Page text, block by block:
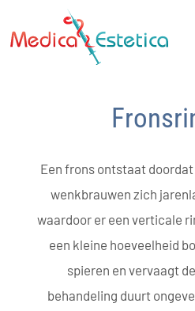
Een frons ontstaat
wenkbrauwen zich
waardoor er een verticale
een kleine hoeveelheid
spieren en vervaagt
behandeling duurt